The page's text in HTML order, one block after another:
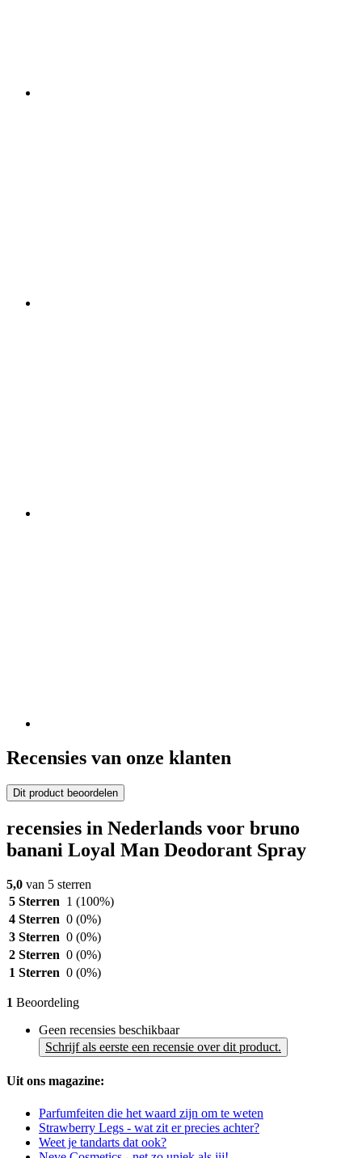
Recensies van onze klanten
Dit product beoordelen
recensies in Nederlands voor bruno
banani Loyal Man Deodorant Spray
5,0 van 5 sterren
5 Sterren 1 (100%)
4 Sterren 0 (0%)
3 Sterren 0 (0%)
2 Sterren 0 (0%)
1 Sterren 0 (0%)
1 Beoordeling
Geen recensies beschikbaar
Schrijf als eerste een recensie over dit product.
Uit ons magazine:
Parfumfeiten die het waard zijn om te weten
Strawberry Legs - wat zit er precies achter?
Weet je tandarts dat ook?